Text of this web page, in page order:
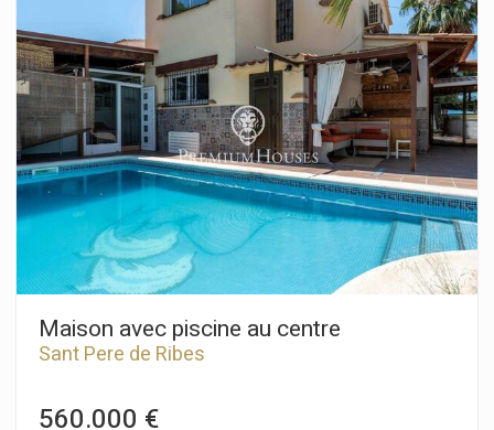
Maison avec piscine au centre
Sant Pere de Ribes
560.000 €